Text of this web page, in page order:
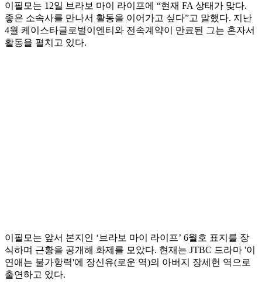
이필모는 12일 브라보 마이 라이프에 “현재 FA 상태가 맞다.
좋은 소속사를 만나서 활동을 이어가고 싶다”고 말했다. 지난
4월 케이스타글로벌이엔티와 전속계약이 만료된 그는 혼자서
활동을 펼치고 있다.
이필모는 앞서 본지인 ‘브라보 마이 라이프’ 6월호 표지를 장
식하며 근황을 공개해 화제를 모았다. 현재는 JTBC 드라마 '이
연애는 불가항력'에 장신유(로운 역)의 아버지 장세헌 역으로
출연하고 있다.